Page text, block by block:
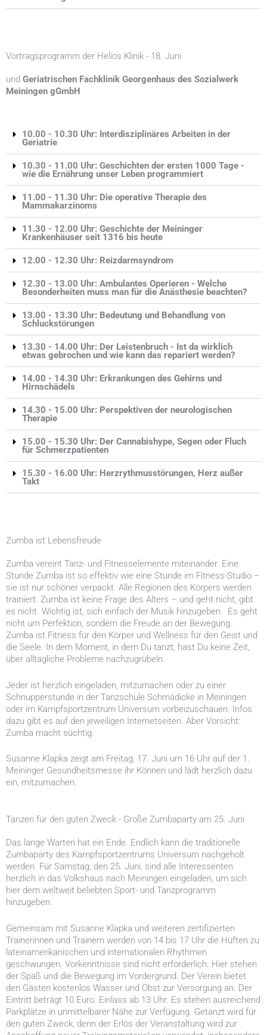
Vortragsprogramm der Helios Klinik - 18. Juni
und Geriatrischen Fachklinik Georgenhaus des Sozialwerk
Meiningen gGmbH
10.00 - 10.30 Uhr: Interdisziplinäres Arbeiten in der
Geriatrie
10.30 - 11.00 Uhr: Geschichten der ersten 1000 Tage -
wie die Ernährung unser Leben programmiert
11.00 - 11.30 Uhr: Die operative Therapie des
Mammakarzinoms
11.30 - 12.00 Uhr: Geschichte der Meininger
Krankenhäuser seit 1316 bis heute
12.00 - 12.30 Uhr: Reizdarmsyndrom
12.30 - 13.00 Uhr: Ambulantes Operieren - Welche
Besonderheiten muss man für die Anästhesie beachten?
13.00 - 13.30 Uhr: Bedeutung und Behandlung von
Schluckstörungen
13.30 - 14.00 Uhr: Der Leistenbruch - Ist da wirklich
etwas gebrochen und wie kann das repariert werden?
14.00 - 14.30 Uhr: Erkrankungen des Gehirns und
Hirnschädels
14.30 - 15.00 Uhr: Perspektiven der neurologischen
Therapie
15.00 - 15.30 Uhr: Der Cannabishype, Segen oder Fluch
für Schmerzpatienten
15.30 - 16.00 Uhr: Herzrythmusstörungen, Herz außer
Takt
Zumba ist Lebensfreude
Zumba vereint Tanz- und Fitnesselemente miteinander. Eine
Stunde Zumba ist so effektiv wie eine Stunde im Fitness-Studio –
sie ist nur schöner verpackt. Alle Regionen des Körpers werden
trainiert. Zumba ist keine Frage des Alters – und geht nicht, gibt
es nicht. Wichtig ist, sich einfach der Musik hinzugeben. Es geht
nicht um Perfektion, sondern die Freude an der Bewegung.
Zumba ist Fitness für den Körper und Wellness für den Geist und
die Seele. In dem Moment, in dem Du tanzt, hast Du keine Zeit,
über alltägliche Probleme nachzugrübeln.
Jeder ist herzlich eingeladen, mitzumachen oder zu einer
Schnupperstunde in der Tanzschule Schmädicke in Meiningen
oder im Kampfsportzentrum Universum vorbeizuschauen. Infos
dazu gibt es auf den jeweiligen Internetseiten. Aber Vorsicht:
Zumba macht süchtig.
Susanne Klapka zeigt am Freitag, 17. Juni um 16 Uhr auf der 1.
Meininger Gesundheitsmesse ihr Können und lädt herzlich dazu
ein, mitzumachen.
Tanzen für den guten Zweck - Große Zumbaparty am 25. Juni
Das lange Warten hat ein Ende. Endlich kann die traditionelle
Zumbaparty des Kampfsportzentrums Universum nachgeholt
werden. Für Samstag, den 25. Juni, sind alle Interessenten
herzlich in das Volkshaus nach Meiningen eingeladen, um sich
hier dem weltweit beliebten Sport- und Tanzprogramm
hinzugeben.
Gemeinsam mit Susanne Klapka und weiteren zertifizierten
Trainerinnen und Trainern werden von 14 bis 17 Uhr die Hüften zu
lateinamerikanischen und internationalen Rhythmen
geschwungen. Vorkenntnisse sind nicht erforderlich. Hier stehen
der Spaß und die Bewegung im Vordergrund. Der Verein bietet
den Gästen kostenlos Wasser und Obst zur Versorgung an. Der
Eintritt beträgt 10 Euro. Einlass ab 13 Uhr. Es stehen ausreichend
Parkplätze in unmittelbarer Nähe zur Verfügung. Getanzt wird für
den guten Zweck, denn der Erlös der Veranstaltung wird zur